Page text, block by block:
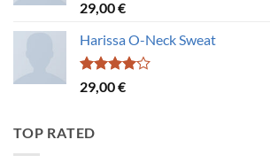
Bewertet
mit
von 5
29,00€
Harissa O-Neck Sweat
Bewertet
mit
29,00€
TOP RATED